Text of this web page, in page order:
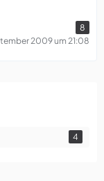
8
2009 um 21:08
4